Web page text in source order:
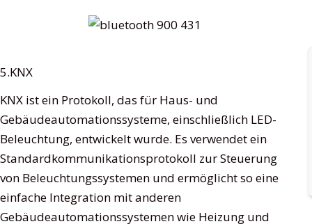
5.KNX
KNX ist ein Protokoll, das für Haus- und
Gebäudeautomationssysteme, einschließlich LED-
Beleuchtung, entwickelt wurde. Es verwendet ein
Standardkommunikationsprotokoll zur Steuerung
von Beleuchtungssystemen und ermöglicht so eine
einfache Integration mit anderen
Gebäudeautomationssystemen wie Heizung und